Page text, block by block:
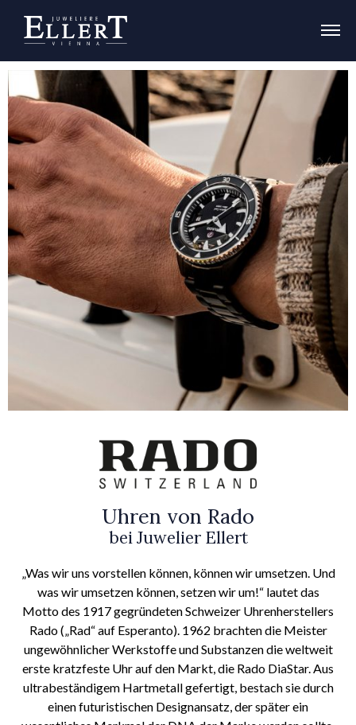
Uhren von Rado
bei Juwelier Ellert
„Was wir uns vorstellen können, können wir umsetzen. Und
was wir umsetzen können, setzen wir um!“ lautet das
Motto des 1917 gegründeten Schweizer Uhrenherstellers
Rado („Rad“ auf Esperanto). 1962 brachten die Meister
ungewöhnlicher Werkstoffe und Substanzen die weltweit
erste kratzfeste Uhr auf den Markt, die Rado DiaStar. Aus
ultrabeständigem Hartmetall gefertigt, bestach sie durch
einen futuristischen Designansatz, der später ein